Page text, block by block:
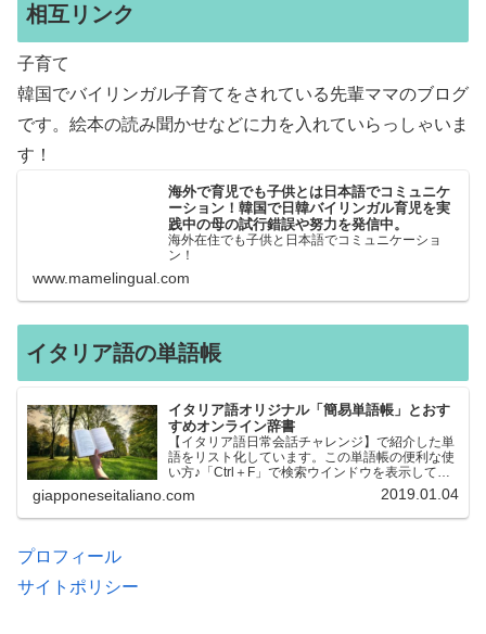
相互リンク
子育て
韓国でバイリンガル子育てをされている先輩ママのブログ
です。絵本の読み聞かせなどに力を入れていらっしゃいま
す！
海外で育児でも子供とは日本語でコミュニケ
ーション！韓国で日韓バイリンガル育児を実
践中の母の試行錯誤や努力を発信中。
海外在住でも子供と日本語でコミュニケーショ
ン！
www.mamelingual.com
イタリア語の単語帳
イタリア語オリジナル「簡易単語帳」とおす
すめオンライン辞書
【イタリア語日常会話チャレンジ】で紹介した単
語をリスト化しています。この単語帳の便利な使
い方♪「Ctrl＋F」で検索ウインドウを表示して、
知りたい単語を探すことができます。イタリア語
→日本語、日本語→イタリア語 どちらでも検索
できるので、良…
giapponeseitaliano.com 2019.01.04
プロフィール
サイトポリシー